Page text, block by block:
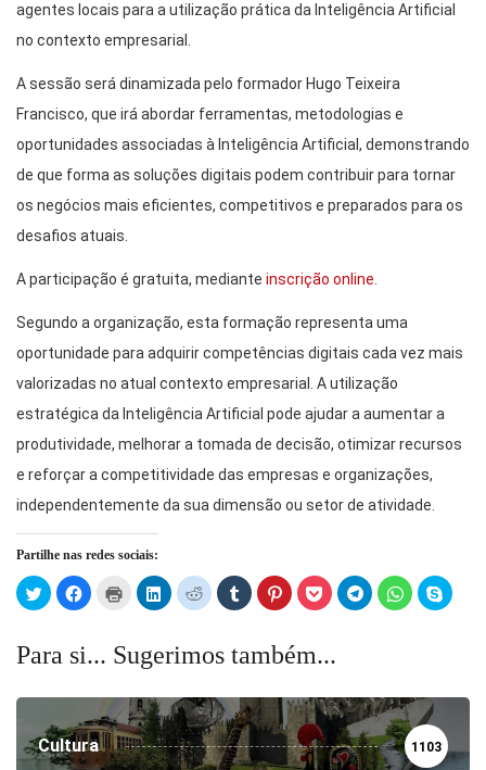
agentes locais para a utilização prática da Inteligência Artificial
no contexto empresarial.
A sessão será dinamizada pelo formador Hugo Teixeira
Francisco, que irá abordar ferramentas, metodologias e
oportunidades associadas à Inteligência Artificial, demonstrando
de que forma as soluções digitais podem contribuir para tornar
os negócios mais eficientes, competitivos e preparados para os
desafios atuais.
A participação é gratuita, mediante inscrição online.
Segundo a organização, esta formação representa uma
oportunidade para adquirir competências digitais cada vez mais
valorizadas no atual contexto empresarial. A utilização
estratégica da Inteligência Artificial pode ajudar a aumentar a
produtividade, melhorar a tomada de decisão, otimizar recursos
e reforçar a competitividade das empresas e organizações,
independentemente da sua dimensão ou setor de atividade.
Partilhe nas redes sociais:
Click
to
share
Twitter
(Opens
in
window)
Click
to
Facebook
(Opens
in
window)
Click
print
in
new
window)
Click
to
share
LinkedIn
(Opens
in
window)
Click
to
share
(Opens
in
window)
Click
to
share
Tumblr
(Opens
in
window)
Click
to
share
Pinterest
(Opens
in
window)
Click
to
share
in
window)
Click
to
share
window)
Click
to
share
window)
Click
to
Para si... Sugerimos também...
Cultura 1103